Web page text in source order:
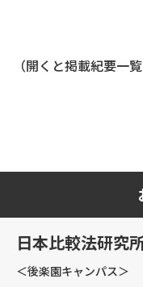
（開くと掲載紀要一
日本比較法研究
＜後楽園キャンパス＞